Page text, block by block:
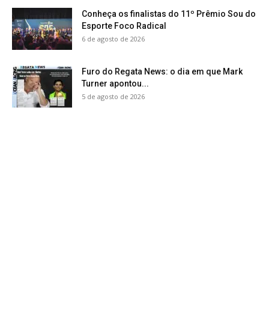
Conheça os finalistas do 11º Prêmio Sou do
Esporte Foco Radical
6 de agosto de 2026
Furo do Regata News: o dia em que Mark
Turner apontou...
5 de agosto de 2026